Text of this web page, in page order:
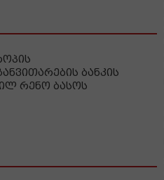
ბანკის
რენო ბასოს